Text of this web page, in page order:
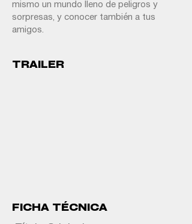
mismo un mundo lleno de peligros y
sorpresas, y conocer también a tus
amigos.
TRAILER
FICHA TÉCNICA